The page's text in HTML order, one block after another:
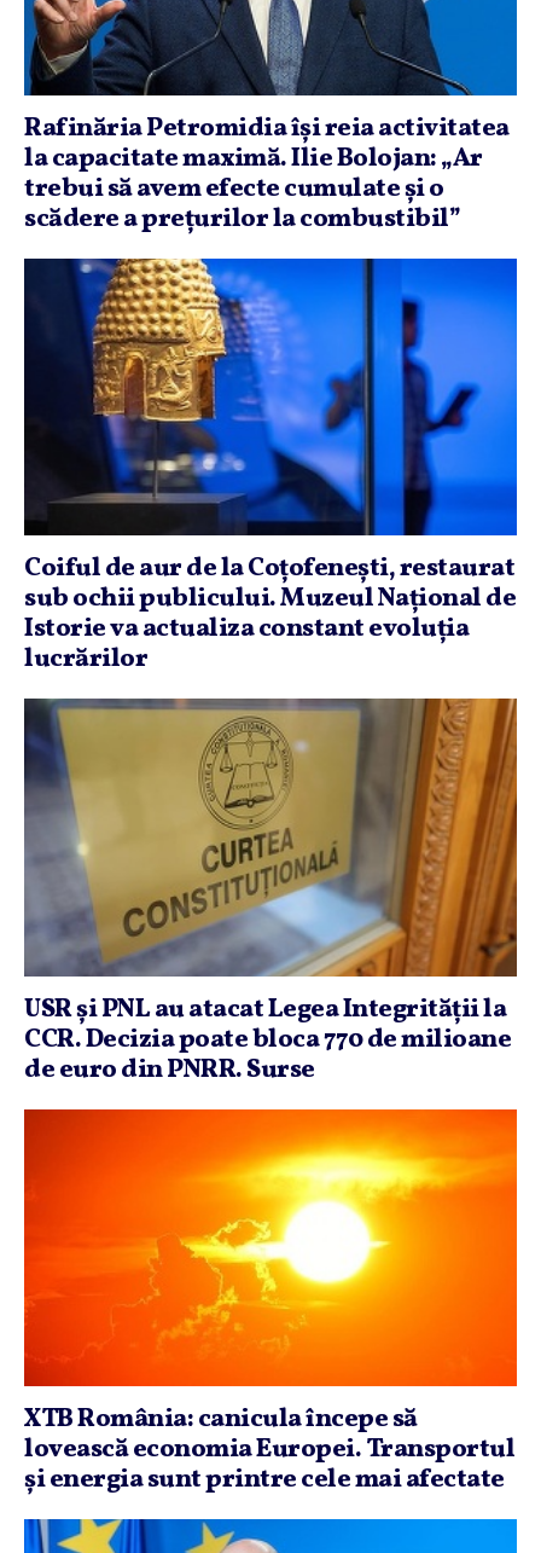
Rafinăria Petromidia îşi reia activitatea
la capacitate maximă. Ilie Bolojan: „Ar
trebui să avem efecte cumulate şi o
scădere a preţurilor la combustibil”
Coiful de aur de la Coţofeneşti, restaurat
sub ochii publicului. Muzeul Naţional de
Istorie va actualiza constant evoluţia
lucrărilor
USR şi PNL au atacat Legea Integrităţii la
CCR. Decizia poate bloca 770 de milioane
de euro din PNRR. Surse
XTB România: canicula începe să
lovească economia Europei. Transportul
şi energia sunt printre cele mai afectate